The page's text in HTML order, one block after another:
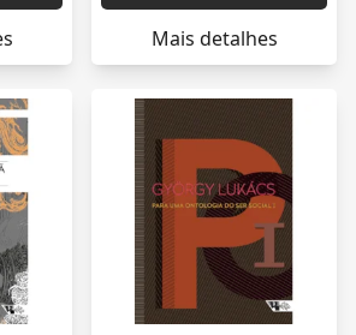
Mais detalhes